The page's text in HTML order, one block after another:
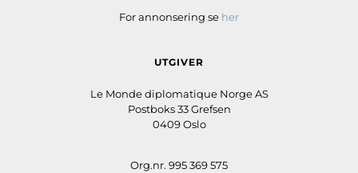
For annonsering se her
UTGIVER
Le Monde diplomatique Norge AS
Postboks 33 Grefsen
0409 Oslo
Org.nr. 995 369 575